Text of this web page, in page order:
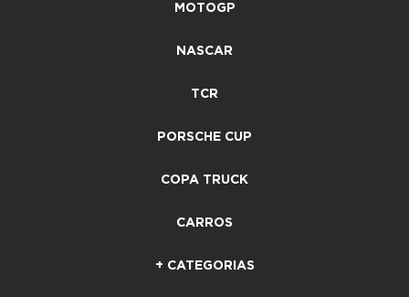
MOTOGP
NASCAR
TCR
PORSCHE CUP
COPA TRUCK
CARROS
+ CATEGORIAS